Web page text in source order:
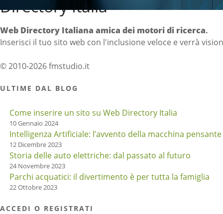
Directory Italia
Web Directory Italiana amica dei motori di ricerca.
Inserisci il tuo sito web con l'inclusione veloce e verrà
© 2010-2026 fmstudio.it
ULTIME DAL BLOG
Come inserire un sito su Web Directory Italia
10 Gennaio 2024
Intelligenza Artificiale: l’avvento della macchina pensante
12 Dicembre 2023
Storia delle auto elettriche: dal passato al futuro
24 Novembre 2023
Parchi acquatici: il divertimento è per tutta la famiglia
22 Ottobre 2023
ACCEDI O REGISTRATI